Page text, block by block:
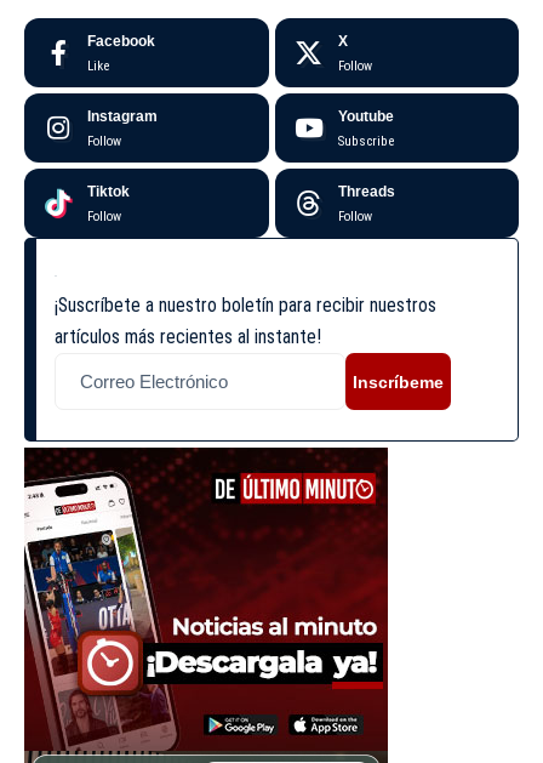
Facebook
Like
X
Follow
Instagram
Follow
Youtube
Subscribe
Tiktok
Follow
Threads
Follow
¡Suscríbete a nuestro boletín para recibir nuestros
artículos más recientes al instante!
Inscríbeme